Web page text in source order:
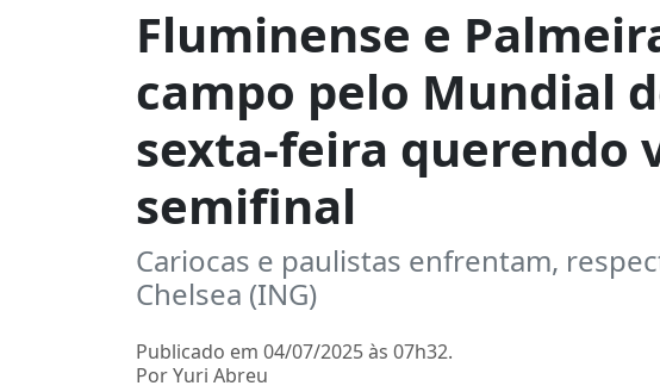
Fluminense e
campo pelo Mundial
sexta-feira querendo
semifinal
Cariocas e paulistas enfrentam,
Chelsea (ING)
Publicado em 04/07/2025 às 07h32.
Por Yuri Abreu